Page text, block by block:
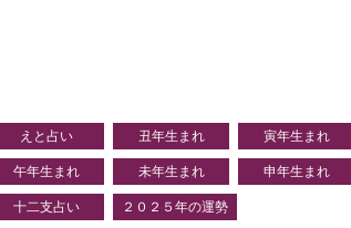
えと占い 丑年生まれ 寅年生まれ
午年生まれ 未年生まれ 申年生まれ
十二支占い ２０２５年の運勢